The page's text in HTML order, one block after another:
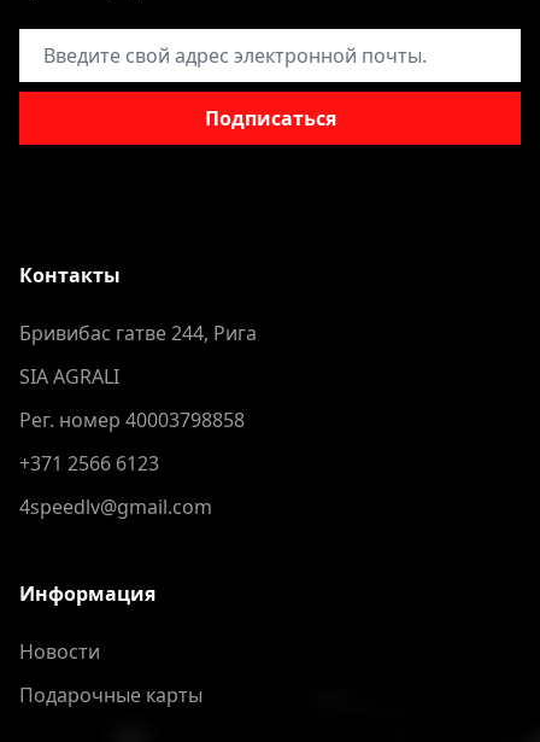
Адрес электронной почты
Подписаться
Контакты
Бривибас гатве 244, Рига
SIA AGRALI
Рег. номер 40003798858
+371 2566 6123
4speedlv@gmail.com
Информация
Новости
Подарочные карты